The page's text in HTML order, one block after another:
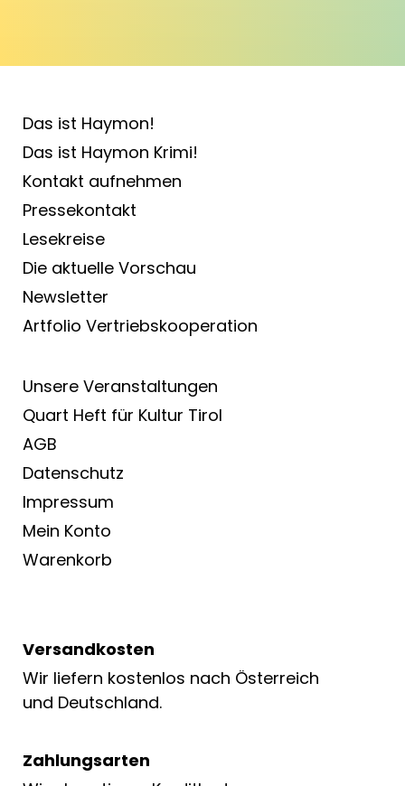
Das ist Haymon!
Das ist Haymon Krimi!
Kontakt aufnehmen
Pressekontakt
Lesekreise
Die aktuelle Vorschau
Newsletter
Artfolio Vertriebs­kooperation
Unsere Veranstaltungen
Quart Heft für Kultur Tirol
AGB
Datenschutz
Impressum
Mein Konto
Warenkorb
Versandkosten
Wir liefern kostenlos nach Österreich
und Deutschland.
Zahlungsarten